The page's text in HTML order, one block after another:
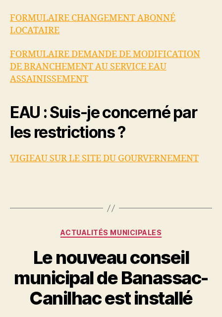
FORMULAIRE CHANGEMENT ABONNÉ
LOCATAIRE
FORMULAIRE DEMANDE DE MODIFICATION
DE BRANCHEMENT AU SERVICE EAU
ASSAINISSEMENT
EAU : Suis-je concerné par
les restrictions ?
VIGIEAU SUR LE SITE DU GOURVERNEMENT
Catégories
ACTUALITÉS MUNICIPALES
Le nouveau conseil
municipal de Banassac-
Canilhac est installé